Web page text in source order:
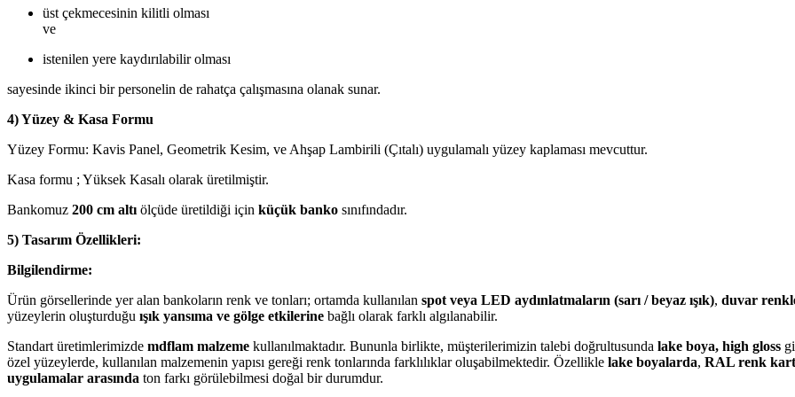
üst çekmecesinin kilitli olması
ve
istenilen yere kaydırılabilir olması
sayesinde ikinci bir personelin de rahatça çalışmasına olanak sunar.
4) Yüzey & Kasa Formu
Yüzey Formu: Kavis Panel, Geometrik Kesim, ve Ahşap Lambirili (Çıtalı) uygulamalı yüzey kaplaması mevcuttur.
Kasa formu ; Yüksek Kasalı olarak üretilmiştir.
Bankomuz 200 cm altı ölçüde üretildiği için küçük banko sınıfındadır.
5) Tasarım Özellikleri:
Bilgilendirme:
Ürün görsellerinde yer alan bankoların renk ve tonları; ortamda kullanılan spot veya LED aydınlatmaların (sarı / beyaz ışık), duvar
yüzeylerin oluşturduğu ışık yansıma ve gölge etkilerine bağlı olarak farklı algılanabilir.
Standart üretimlerimizde mdflam malzeme kullanılmaktadır. Bununla birlikte, müşterilerimizin talebi doğrultusunda lake boya, high gloss
özel yüzeylerde, kullanılan malzemenin yapısı gereği renk tonlarında farklılıklar oluşabilmektedir. Özellikle lake boyalarda, RAL renk
uygulamalar arasında ton farkı görülebilmesi doğal bir durumdur.